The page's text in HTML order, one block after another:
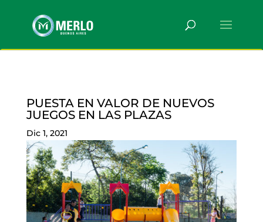
PUESTA EN VALOR DE NUEVOS
JUEGOS EN LAS PLAZAS
Dic 1, 2021